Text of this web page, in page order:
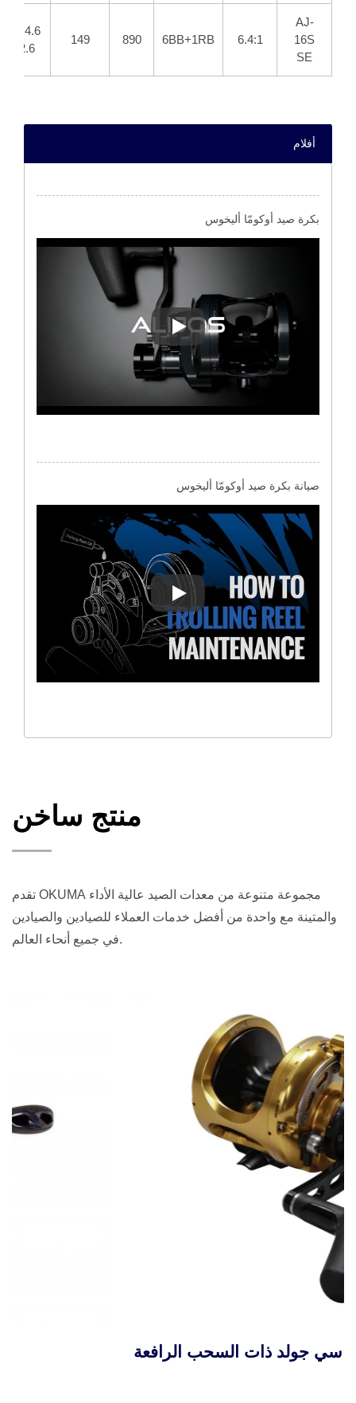
AJ-
16S
SE
6.4:1
6BB+1RB
890
149
2.6
أفلام
بكرة صيد أوكومّا أليخوس
بكرة صيد أوكومّا أليخوس
صيانة بكرة صيد أوكومّا أليخوس
صيانة بكرة صيد أوكومّا أليخوس
منتج ساخن
تقدم OKUMA مجموعة متنوعة من معدات الصيد عالية الأداء
والمتينة مع واحدة من أفضل خدمات العملاء للصيادين والصيادين
في جميع أنحاء العالم.
بكرة ماكايرا سي جولد ذات السحب الرافعة